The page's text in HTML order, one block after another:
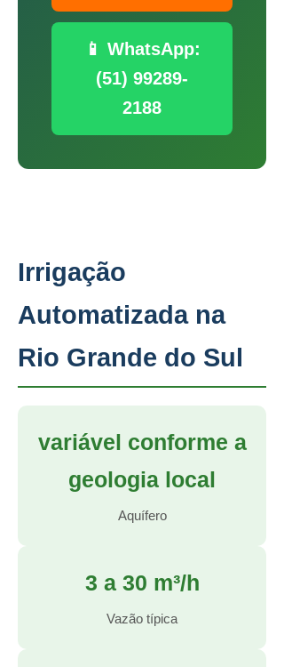
📱 WhatsApp:
(51) 99289-
2188
Irrigação
Automatizada na
Rio Grande do Sul
variável conforme a
geologia local
Aquífero
3 a 30 m³/h
Vazão típica